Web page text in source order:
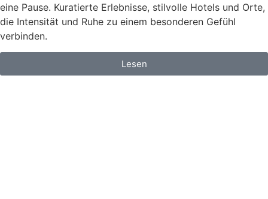
eine Pause. Kuratierte Erlebnisse, stilvolle Hotels und Orte,
die Intensität und Ruhe zu einem besonderen Gefühl
verbinden.
Lesen